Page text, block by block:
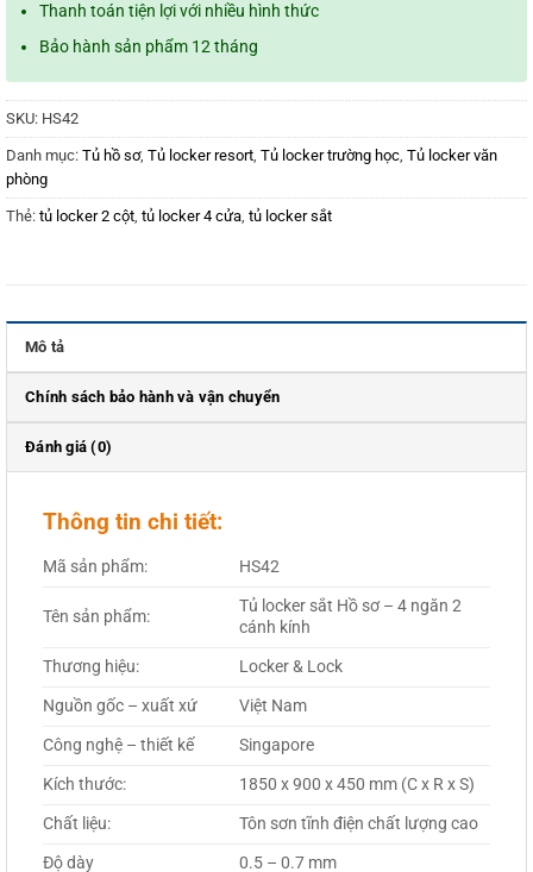
Thanh toán tiện lợi với nhiều hình thức
Bảo hành sản phẩm 12 tháng
SKU: HS42
Danh mục: Tủ hồ sơ, Tủ locker resort Tủ locker trường học Tủ locker văn
phòng
Thẻ: tủ locker 2 cột tủ locker 4 cửa tủ locker sắt
Mô tả
Chính sách bảo hành và vận chuyển
Đánh giá (0)
Thông tin chi tiết:
Mã sản phẩm: HS42
Tên sản phẩm:
Tủ locker sắt Hồ sơ – 4 ngăn 2
cánh kính
Thương hiệu:
Locker & Lock
Nguồn gốc – xuất xứ
Việt Nam
Công nghệ – thiết kế
Singapore
Kích thước:
1850 x 900 x 450 mm (C x R x S)
Chất liệu:
Tôn sơn tĩnh điện chất lượng cao
Độ dày
0.5 – 0.7 mm